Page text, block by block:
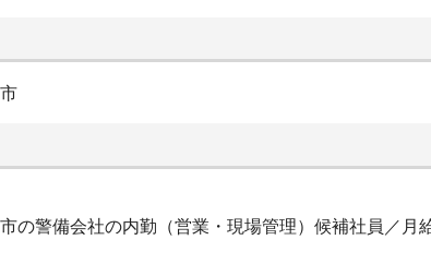
の警備会社の内勤（営業・現場管理）候補社員／